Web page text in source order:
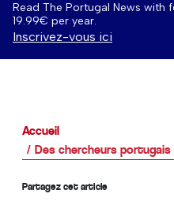
Read The Portugal News with
19.99€ per year.
Inscrivez-vous ici
Accueil
Des chercheurs
Partagez cet article